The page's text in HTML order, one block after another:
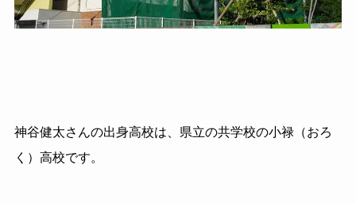
神谷健太さんの出身高校は、県立の共学校の小禄（おろ
く）高校です。